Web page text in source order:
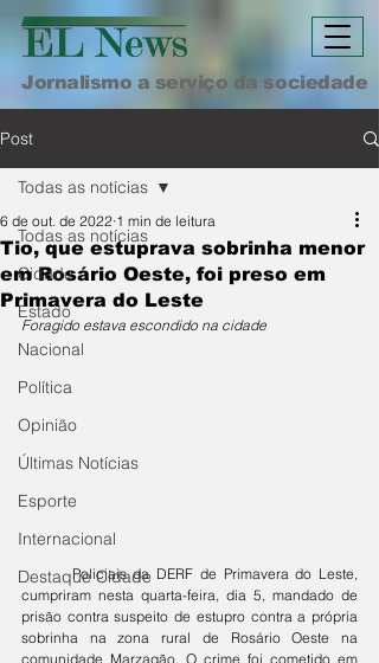
Jornalismo a serviço da sociedade
Post
Todas as notícias
Cidade
Estado
Nacional
Política
Opinião
Últimas Notícias
Esporte
Internacional
Destaque Cidade
Todas as notícias
Tio, que estuprava sobrinha menor
em Rosário Oeste, foi preso em
Primavera do Leste
6 de out. de 2022 1 min de leitura
Foragido estava escondido na cidade
	Policiais da DERF de Primavera do Leste,
cumpriram nesta quarta-feira, dia 5, mandado de
prisão contra suspeito de estupro contra a própria
sobrinha na zona rural de Rosário Oeste na
comunidade Marzagão. O crime foi cometido em